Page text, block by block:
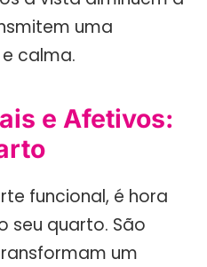
uma
calma.
e Afetivos:
funcional, é hora
seu quarto. São
um